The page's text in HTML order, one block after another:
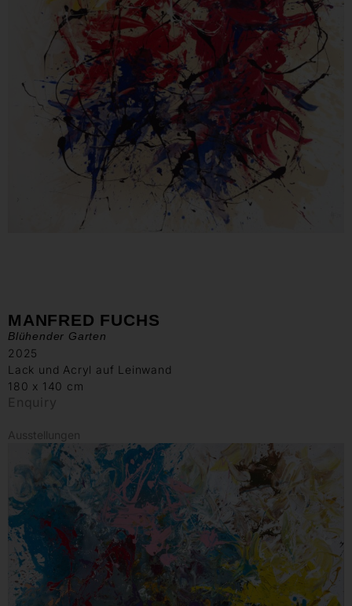
MANFRED FUCHS
Blühender Garten
2025
Lack und Acryl auf Leinwand
180 x 140 cm
Enquiry
Ausstellungen